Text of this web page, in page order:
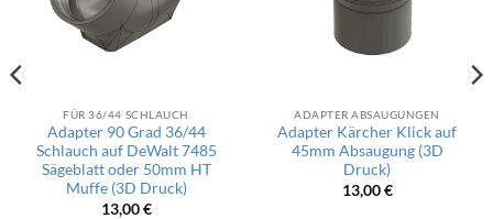
FÜR 36/44 SCHLAUCH
Adapter 90 Grad 36/44
Schlauch auf DeWalt 7485
Sägeblatt oder 50mm HT
Muffe (3D Druck)
13,00€
ADAPTER ABSAUGUNGEN
Adapter Kärcher Klick auf
45mm Absaugung (3D
Druck)
13,00€